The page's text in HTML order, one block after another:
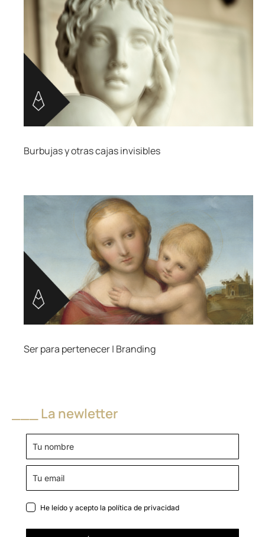
Burbujas y otras cajas invisibles
Ser para pertenecer | Branding
___ La newletter
He leído y acepto la política de privacidad